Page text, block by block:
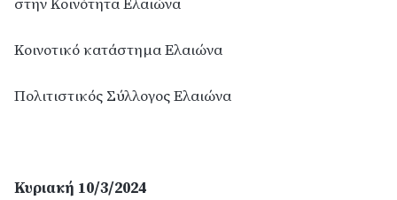
στην Κοινότητα Ελαιώνα
Κοινοτικό κατάστημα Ελαιώνα
Πολιτιστικός Σύλλογος Ελαιώνα
Κυριακή 10/3/2024